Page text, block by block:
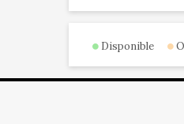
Disponible